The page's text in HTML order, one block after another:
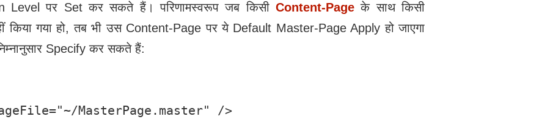
Level पर Set कर सकते हैं। परिणामस्वरूप जब किसी Content-Page के साथ किसी
किया गया हो, तब भी उस Content-Page पर ये Default Master-Page Apply हो जाएगा
Specify कर सकते हैं:
MasterPage.master" />